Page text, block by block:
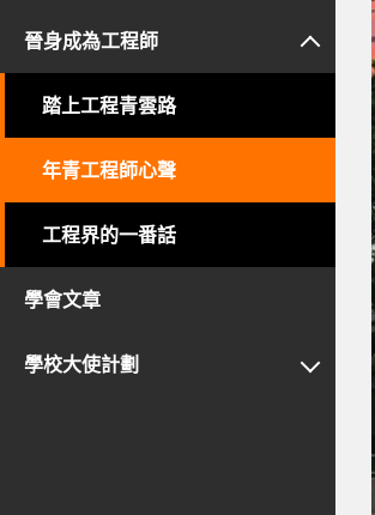
晉身成為工程師
踏上工程青雲路
年青工程師心聲
工程界的一番話
學會文章
學校大使計劃